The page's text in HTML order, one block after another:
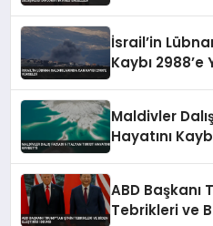
İsrail’in
Kaybı 2988’e
Maldivler
Hayatını
ABD Başkanı
Tebrikleri ve